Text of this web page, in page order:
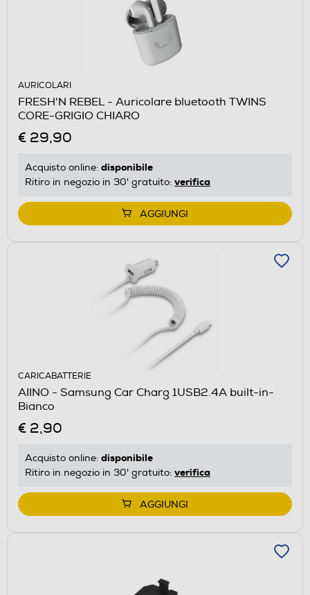
AURICOLARI
FRESH'N REBEL - Auricolare bluetooth TWINS
CORE-GRIGIO CHIARO
€ 29,90
Acquisto online: disponibile
Ritiro in negozio in 30' gratuito: verifica
AGGIUNGI
CARICABATTERIE
AIINO - Samsung Car Charg 1USB2.4A built-in-
Bianco
€ 2,90
Acquisto online: disponibile
Ritiro in negozio in 30' gratuito: verifica
AGGIUNGI